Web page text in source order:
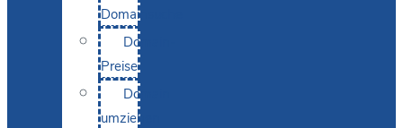
Domainsuche
Domain-
Preise
Domain
umziehen